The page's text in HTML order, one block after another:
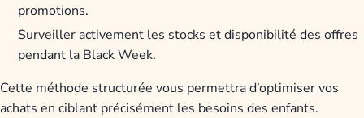
promotions.
Surveiller activement les stocks et disponibilité des offres
pendant la Black Week.
Cette méthode structurée vous permettra d’optimiser vos
achats en ciblant précisément les besoins des enfants.